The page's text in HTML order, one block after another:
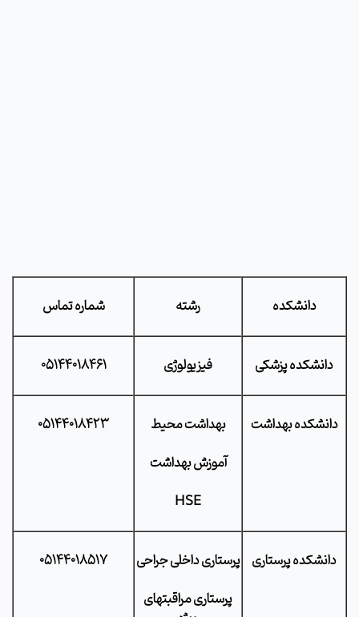
دانشکده رشته شماره تماس
دانشکده پزشکی فیزیولوژی 05144018461
دانشکده بهداشت
بهداشت محیط
آموزش بهداشت
HSE
05144018423
دانشکده پرستاری
پرستاری داخلی جراحی
پرستاری مراقبتهای
05144018517